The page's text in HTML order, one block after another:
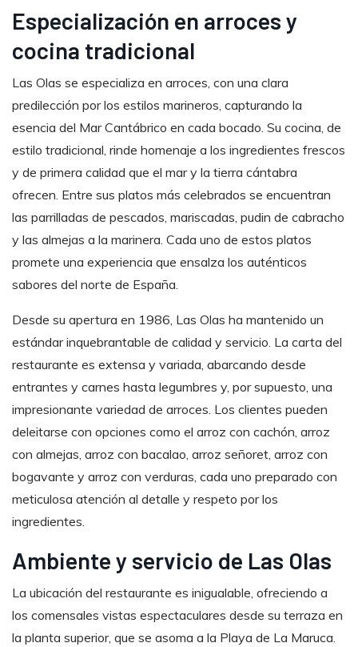
Especialización en arroces y
cocina tradicional
Las Olas se especializa en arroces, con una clara
predilección por los estilos marineros, capturando la
esencia del Mar Cantábrico en cada bocado. Su cocina, de
estilo tradicional, rinde homenaje a los ingredientes frescos
y de primera calidad que el mar y la tierra cántabra
ofrecen. Entre sus platos más celebrados se encuentran
las parrilladas de pescados, mariscadas, pudin de cabracho
y las almejas a la marinera. Cada uno de estos platos
promete una experiencia que ensalza los auténticos
sabores del norte de España.
Desde su apertura en 1986, Las Olas ha mantenido un
estándar inquebrantable de calidad y servicio. La carta del
restaurante es extensa y variada, abarcando desde
entrantes y carnes hasta legumbres y, por supuesto, una
impresionante variedad de arroces. Los clientes pueden
deleitarse con opciones como el arroz con cachón, arroz
con almejas, arroz con bacalao, arroz señoret, arroz con
bogavante y arroz con verduras, cada uno preparado con
meticulosa atención al detalle y respeto por los
ingredientes.
Ambiente y servicio de Las Olas
La ubicación del restaurante es inigualable, ofreciendo a
los comensales vistas espectaculares desde su terraza en
la planta superior, que se asoma a la Playa de La Maruca.